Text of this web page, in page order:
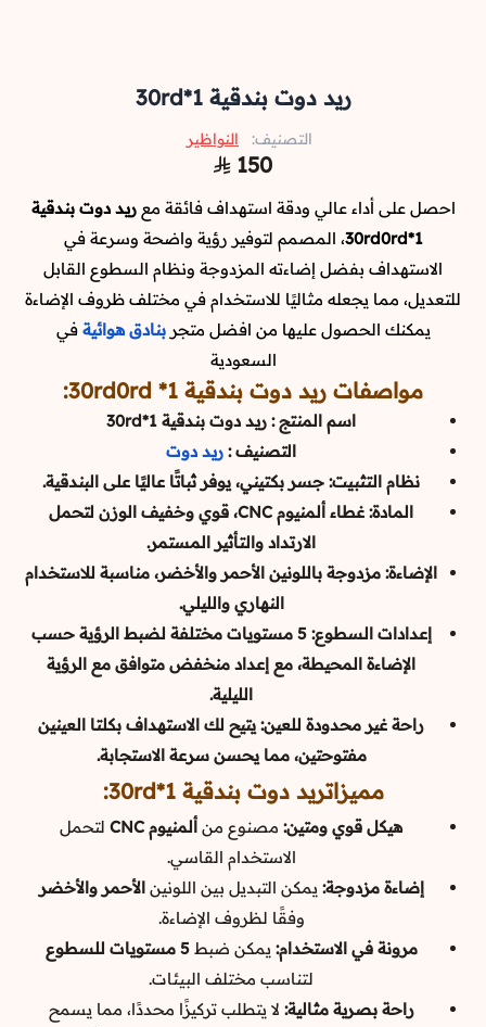
ريد دوت بندقية 1*30rd
التصنيف: النواظير
150
احصل على أداء عالي ودقة استهداف فائقة معريد دوت بندقية
1*30rd0rd
، المصمم لتوفير رؤية واضحة وسرعة في
الاستهداف بفضل إضاءته المزدوجة ونظام السطوع القابل
للتعديل، مما يجعله مثاليًا للاستخدام في مختلف ظروف الإضاءة
يمكنك الحصول عليها من افضل متجربنادق هوائية في
السعودية
مواصفات ريد دوت بندقية 1* 30rd0rd:
اسم المنتج : ريد دوت بندقية 1*30rd
التصنيف : ريد دوت
نظام التثبيت: جسر بكتيني، يوفر ثباتًا عاليًا على البندقية.
المادة: غطاء ألمنيوم CNC، قوي وخفيف الوزن لتحمل
الارتداد والتأثير المستمر.
الإضاءة: مزدوجة باللونين الأحمر والأخضر، مناسبة للاستخدام
النهاري والليلي.
إعدادات السطوع: 5 مستويات مختلفة لضبط الرؤية حسب
الإضاءة المحيطة، مع إعداد منخفض متوافق مع الرؤية
الليلية.
راحة غير محدودة للعين: يتيح لك الاستهداف بكلتا العينين
مفتوحتين، مما يحسن سرعة الاستجابة.
مميزاتريد دوت بندقية 1*30rd:
هيكل قوي ومتين: مصنوع من ألمنيوم CNC
لتحمل
الاستخدام القاسي.
إضاءة مزدوجة: يمكن التبديل بين اللونينالأحمر والأخضر
وفقًا لظروف الإضاءة.
مرونة في الاستخدام: يمكن ضبط5 مستويات للسطوع
لتناسب مختلف البيئات.
راحة بصرية مثالية: لا يتطلب تركيزًا محددًا، مما يسمح